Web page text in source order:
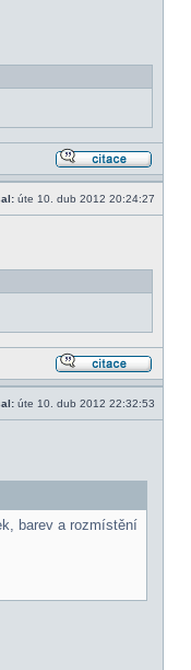
úte 10. dub 2012 20:24:27
úte 10. dub 2012 22:32:53
barev a rozmístění